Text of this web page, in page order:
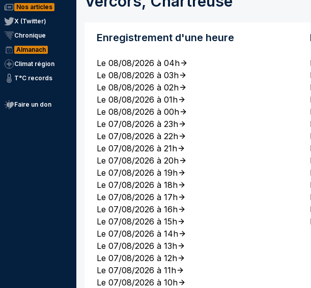
Nos articles
X (Twitter)
Chronique
Almanach
Climat région
T°C records
Faire un don
Enregistrement d'une heure
Le 08/08/2026 à 04h
Le 08/08/2026 à 03h
Le 08/08/2026 à 02h
Le 08/08/2026 à 01h
Le 08/08/2026 à 00h
Le 07/08/2026 à 23h
Le 07/08/2026 à 22h
Le 07/08/2026 à 21h
Le 07/08/2026 à 20h
Le 07/08/2026 à 19h
Le 07/08/2026 à 18h
Le 07/08/2026 à 17h
Le 07/08/2026 à 16h
Le 07/08/2026 à 15h
Le 07/08/2026 à 14h
Le 07/08/2026 à 13h
Le 07/08/2026 à 12h
Le 07/08/2026 à 11h
Le 07/08/2026 à 10h